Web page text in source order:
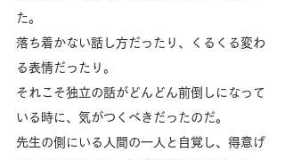
た。
落ち着かない話し方だったり、くるくる変わ
る表情だったり。
それこそ独立の話がどんどん前倒しになって
いる時に、気がつくべきだったのだ。
先生の側にいる人間の一人と自覚し、得意げ